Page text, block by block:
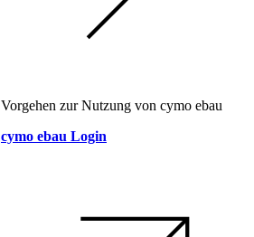
Vorgehen zur Nutzung von cymo ebau
cymo ebau Login